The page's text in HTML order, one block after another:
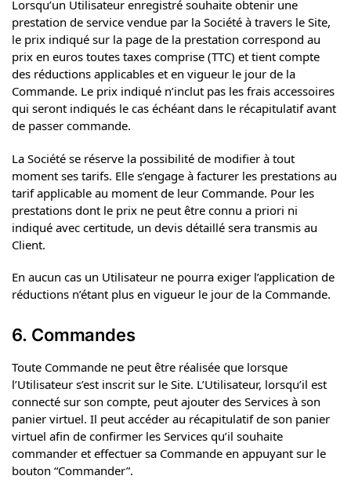
Lorsqu’un Utilisateur enregistré souhaite obtenir une
prestation de service vendue par la Société à travers le Site,
le prix indiqué sur la page de la prestation correspond au
prix en euros toutes taxes comprise (TTC) et tient compte
des réductions applicables et en vigueur le jour de la
Commande. Le prix indiqué n’inclut pas les frais accessoires
qui seront indiqués le cas échéant dans le récapitulatif avant
de passer commande.
La Société se réserve la possibilité de modifier à tout
moment ses tarifs. Elle s’engage à facturer les prestations au
tarif applicable au moment de leur Commande. Pour les
prestations dont le prix ne peut être connu a priori ni
indiqué avec certitude, un devis détaillé sera transmis au
Client.
En aucun cas un Utilisateur ne pourra exiger l’application de
réductions n’étant plus en vigueur le jour de la Commande.
6. Commandes
Toute Commande ne peut être réalisée que lorsque
l’Utilisateur s’est inscrit sur le Site. L’Utilisateur, lorsqu’il est
connecté sur son compte, peut ajouter des Services à son
panier virtuel. Il peut accéder au récapitulatif de son panier
virtuel afin de confirmer les Services qu’il souhaite
commander et effectuer sa Commande en appuyant sur le
bouton “Commander”.